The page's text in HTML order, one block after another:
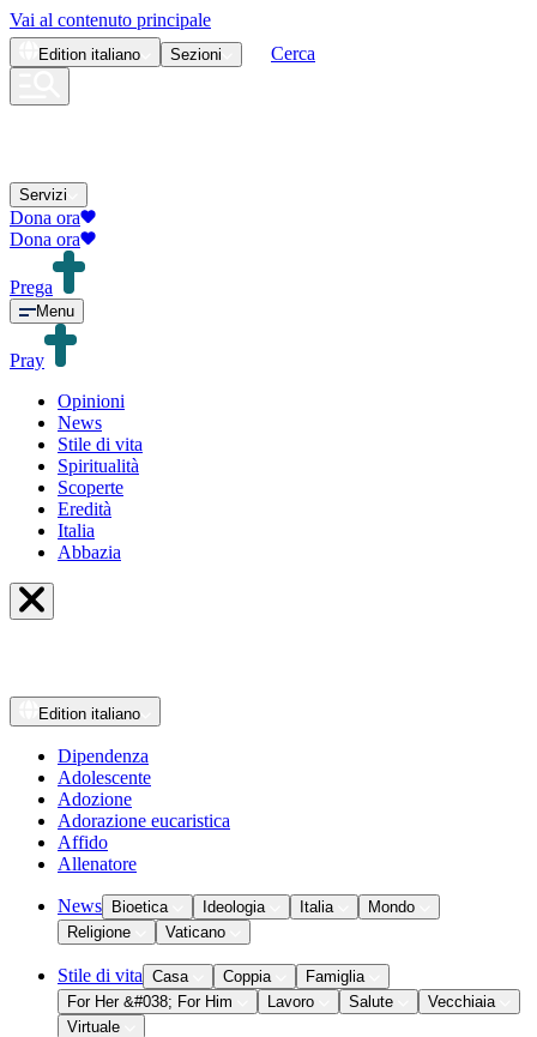
Vai al contenuto principale
Edition italiano Sezioni Cerca
Servizi
Dona ora
Dona ora
Prega
Menu
Pray
Opinioni
News
Stile di vita
Spiritualità
Scoperte
Eredità
Italia
Abbazia
Edition italiano
Dipendenza
Adolescente
Adozione
Adorazione eucaristica
Affido
Allenatore
News Bioetica Ideologia Italia
Mondo
Religione
Vaticano
Stile di vita Casa Coppia
Famiglia
For Her &#038; For Him
Lavoro Salute
Vecchiaia
Virtuale